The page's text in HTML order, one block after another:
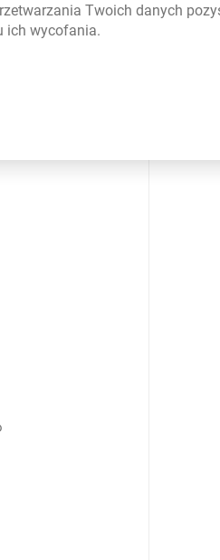
Twoich danych
ich wycofania.